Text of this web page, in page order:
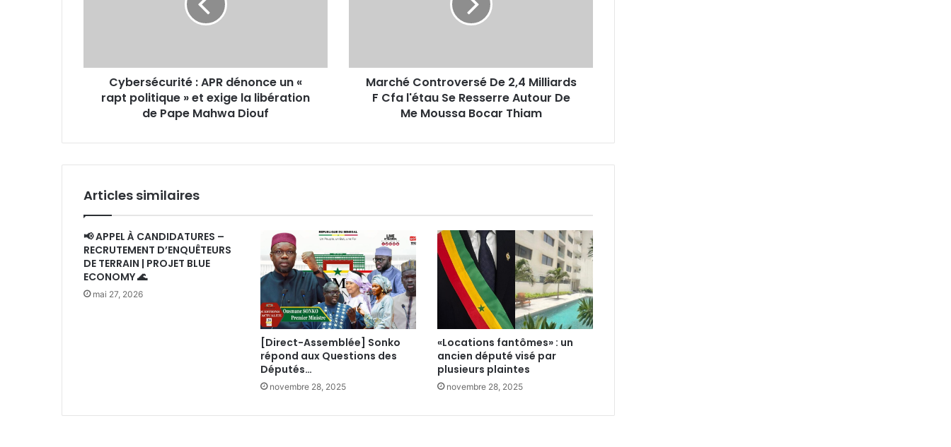
»
exige
de
Cybersécurité : APR dénonce un «
rapt politique » et exige la libération
de Pape Mahwa Diouf
Se
Resserre
Autour
Moussa
Marché Controversé De 2,4 Milliards
F Cfa l'étau Se Resserre Autour De
Me Moussa Bocar Thiam
Articles similaires
📢 APPEL À CANDIDATURES –
RECRUTEMENT D’ENQUÊTEURS
DE TERRAIN | PROJET BLUE
ECONOMY 🌊
mai 27, 2026
[Direct-Assemblée] Sonko
répond aux Questions des
Députés…
novembre 28, 2025
«Locations fantômes» : un
ancien député visé par
plusieurs plaintes
novembre 28, 2025